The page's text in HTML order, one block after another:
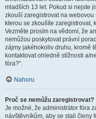
mladších 13 let. Pokud si nejste
zkouší zaregistrovat na
kterou se zkoušíte
Vezměte prosím na vědomí, že
nemůžou poskytovat právní
zájmy jakéhokoliv druhu, kromě
kontaktovat ohledně stížnosti a/
fóra?“.
Nahoru
Proč se nemůžu zaregistrovat?
Je možné, že administrátor fóra
návštěvníkům, aby se stali členy